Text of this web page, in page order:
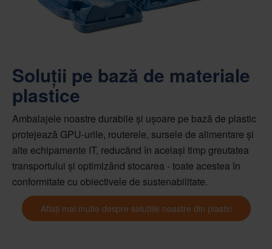
Soluții pe bază de materiale
plastice
Ambalajele noastre durabile și ușoare pe bază de plastic
protejează GPU-urile, routerele, sursele de alimentare și
alte echipamente IT, reducând în același timp greutatea
transportului și optimizând stocarea - toate acestea în
conformitate cu obiectivele de sustenabilitate.
Aflați mai multe despre soluțiile noastre din plastic